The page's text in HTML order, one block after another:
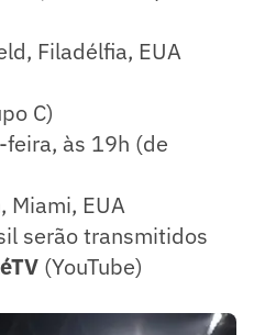
Filadélfia, EUA
C)
às 19h (de
EUA
serão transmitidos
(YouTube)